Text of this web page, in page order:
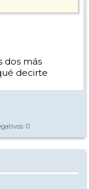
dos más
decirte
0